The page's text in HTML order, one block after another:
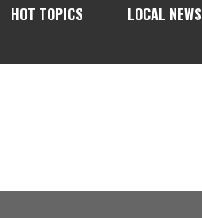
HOT TOPICS
LOCAL NEWS